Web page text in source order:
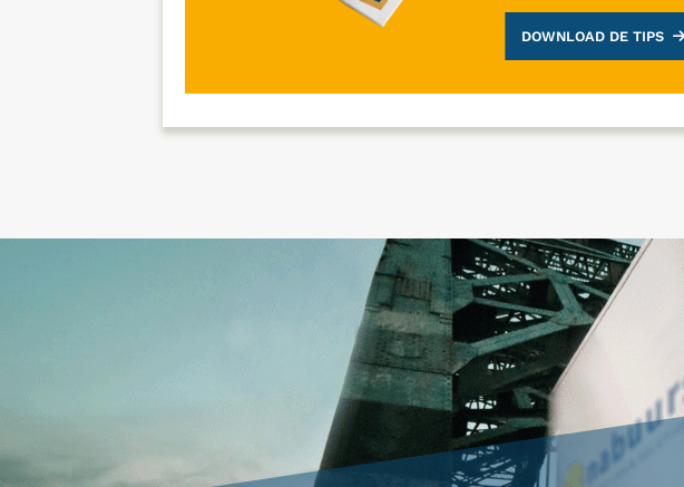
DOWNLOAD DE TIPS